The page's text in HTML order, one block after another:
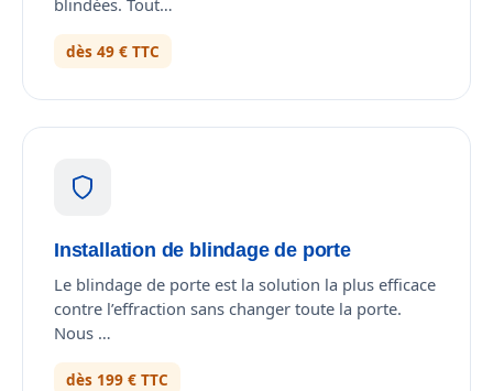
dès 49 € TTC
Installation de blindage de porte
Le blindage de porte est la solution la plus efficace
contre l’effraction sans changer toute la porte.
Nous …
dès 199 € TTC